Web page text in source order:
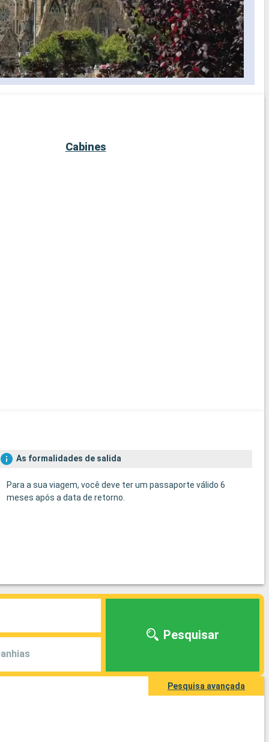
Cabines
As formalidades de salida
Para a sua viagem, você deve ter um passaporte válido 6
meses após a data de retorno.
Pesquisar
Pesquisa avançada